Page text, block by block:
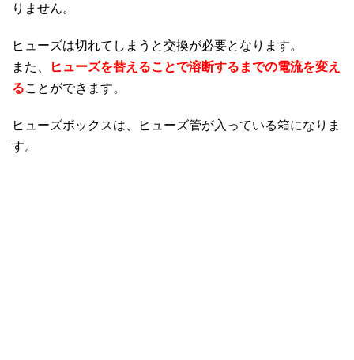
りません。
ヒューズは切れてしまうと交換が必要となります。
また、
ヒューズを替えることで溶断するまでの電流を変え
ることができます。
ヒューズボックスは、ヒューズ管が入っている箱になりま
す。